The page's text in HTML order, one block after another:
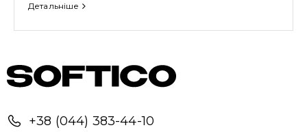
Детальніше
+38 (044) 383-44-10